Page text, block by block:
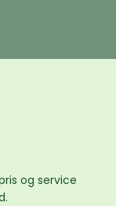
og service